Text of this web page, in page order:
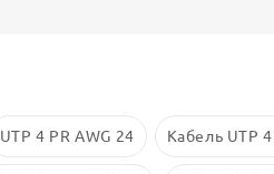
UTP 4 PR AWG 24 Кабель UTP